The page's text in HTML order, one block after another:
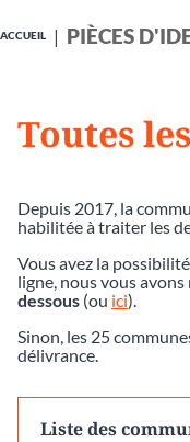
ACCUEIL PIÈCES
Toutes
Depuis 2017, la
habilitée à traiter les
Vous avez la
ligne, nous vous
dessous (ou ici).
Sinon, les 25
délivrance.
Liste des